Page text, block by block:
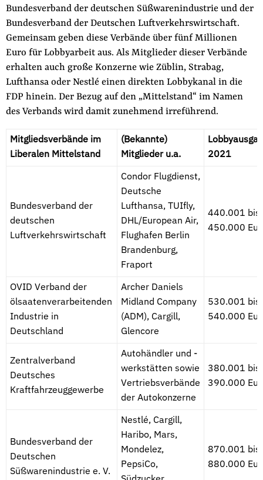
Bundesverband der deutschen Süßwarenindustrie und der
Bundesverband der Deutschen Luftverkehrswirtschaft.
Gemeinsam geben diese Verbände über fünf Millionen
Euro für Lobbyarbeit aus. Als Mitglieder dieser Verbände
erhalten auch große Konzerne wie Züblin, Strabag,
Lufthansa oder Nestlé einen direkten Lobbykanal in die
FDP hinein. Der Bezug auf den „Mittelstand“ im Namen
des Verbands wird damit zunehmend irreführend.
Mitgliedsverbände im
Liberalen Mittelstand
(Bekannte)
Mitglieder u.a.
2021
Bundesverband der
deutschen
Luftverkehrswirtschaft
Condor Flugdienst,
Deutsche
Lufthansa, TUIfly,
DHL/European Air,
Flughafen Berlin
Brandenburg,
Fraport
440.001 bis
450.000
OVID Verband der
ölsaatenverarbeitenden
Industrie in
Deutschland
Archer Daniels
Midland Company
(ADM), Cargill,
Glencore
530.001 bis
540.000
Zentralverband
Deutsches
Kraftfahrzeuggewerbe
Autohändler und -
werkstätten sowie
Vertriebsverbände
der Autokonzerne
380.001 bis
390.000
Bundesverband der
Deutschen
Süßwarenindustrie e. V.
Nestlé, Cargill,
Haribo, Mars,
Mondelez,
PepsiCo,
870.001 bis
880.000